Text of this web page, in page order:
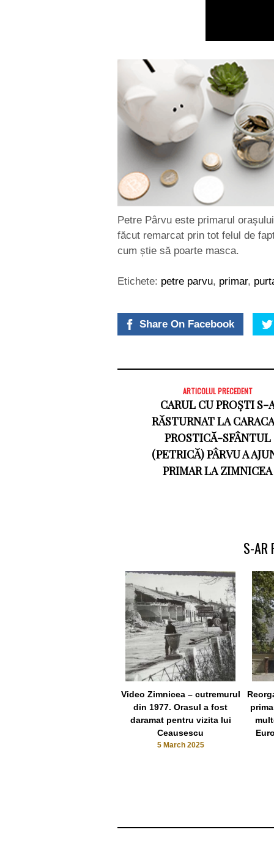
Petre Pârvu este primarul
făcut remarcat prin tot felul de
cum știe să poarte masca.
Etichete: petre parvu, primar,
Share On Facebook
ARTICOLUL PRECEDENT
CARUL CU PROȘTI S-
RĂSTURNAT LA
PROSTICĂ-SFÂNTUL
(PETRICĂ) PÂRVU A
PRIMAR LA ZIMNICEA
S-AR
Video Zimnicea – cutremurul
din 1977. Orasul a fost
daramat pentru vizita lui
Ceausescu
5 March 2025